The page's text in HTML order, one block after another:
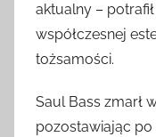
aktualny –
współczesnej
tożsamości.
Saul Bass zmarł
pozostawiając